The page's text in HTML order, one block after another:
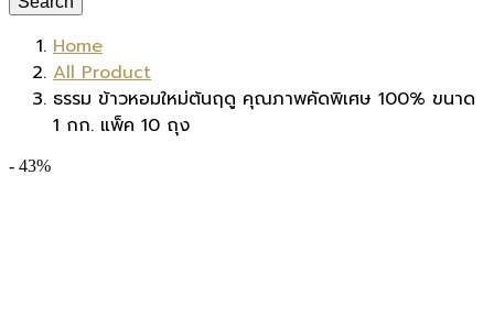
Home
All Product
ธรรม ข้าวหอมใหม่ต้นฤดู คุณภาพคัดพิเศษ 100% ขนาด
1 กก. แพ็ค 10 ถุง
- 43%